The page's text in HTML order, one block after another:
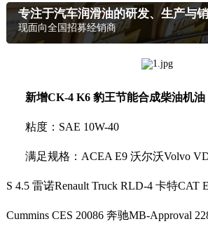
专注于汽车润滑油的研发、生产与
现面向全国招募经销商
新增CK-4 K6 豹王节能合成柴油机油
粘度：SAE 10W-40
满足规格：ACEA E9 沃尔沃Volvo
S 4.5 雷诺Renault Truck RLD-4 卡特CAT
Cummins CES 20086 奔驰MB-Approval